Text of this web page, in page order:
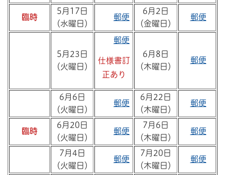
臨時
5月17日
（水曜日）
郵便
6月2日
（金曜日）
郵便
5月23日
（火曜日）
郵便
仕様書訂
正あり
6月8日
（木曜日）
郵便
6月6日
（火曜日）
郵便
6月22日
（木曜日）
郵便
臨時
6月20日
（火曜日）
郵便
7月6日
（木曜日）
郵便
7月4日
（火曜日）
郵便
7月20日
（木曜日）
郵便